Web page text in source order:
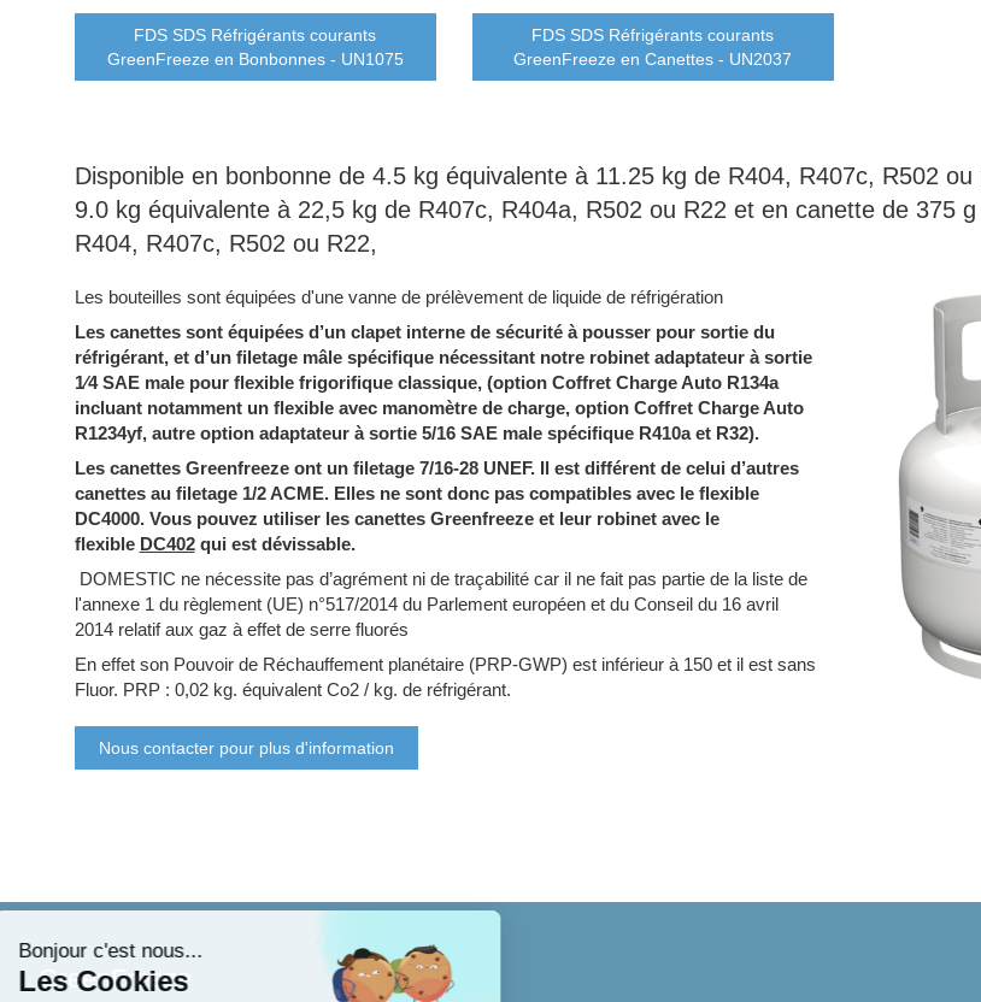
FDS SDS Réfrigérants courants
GreenFreeze en Bonbonnes - UN1075
FDS SDS Réfrigérants courants
GreenFreeze en Canettes - UN2037
Disponible en bonbonne de 4.5 kg équivalente à 11.25 kg de R404, R407c, R502
9.0 kg équivalente à 22,5 kg de R407c, R404a, R502 ou R22 et en canette de 375
R404, R407c, R502 ou R22,
Les bouteilles sont équipées d'une vanne de prélèvement de liquide de réfrigération
Les canettes sont équipées d’un clapet interne de sécurité à pousser pour sortie du
réfrigérant, et d’un filetage mâle spécifique nécessitant notre robinet adaptateur à sortie
1⁄4 SAE male pour flexible frigorifique classique, (option Coffret Charge Auto R134a
incluant notamment un flexible avec manomètre de charge, option Coffret Charge Auto
R1234yf, autre option adaptateur à sortie 5/16 SAE male spécifique R410a et R32).
Les canettes Greenfreeze ont un filetage 7/16-28 UNEF. Il est différent de celui d’autres
canettes au filetage 1/2 ACME. Elles ne sont donc pas compatibles avec le flexible
DC4000. Vous pouvez utiliser les canettes Greenfreeze et leur robinet avec le
flexible DC402qui est dévissable.
DOMESTIC ne nécessite pas d’agrément ni de traçabilité car il ne fait pas partie de la liste de
l'annexe 1 du règlement (UE) n°517/2014 du Parlement européen et du Conseil du 16 avril
2014 relatif aux gaz à effet de serre fluorés
En effet son Pouvoir de Réchauffement planétaire (PRP-GWP) est inférieur à 150 et il est sans
Fluor. PRP : 0,02 kg. équivalent Co2 / kg. de réfrigérant.
Nous contacter pour plus d'information
GreenFreeze
Bonjour c'est nous...
Les Cookies